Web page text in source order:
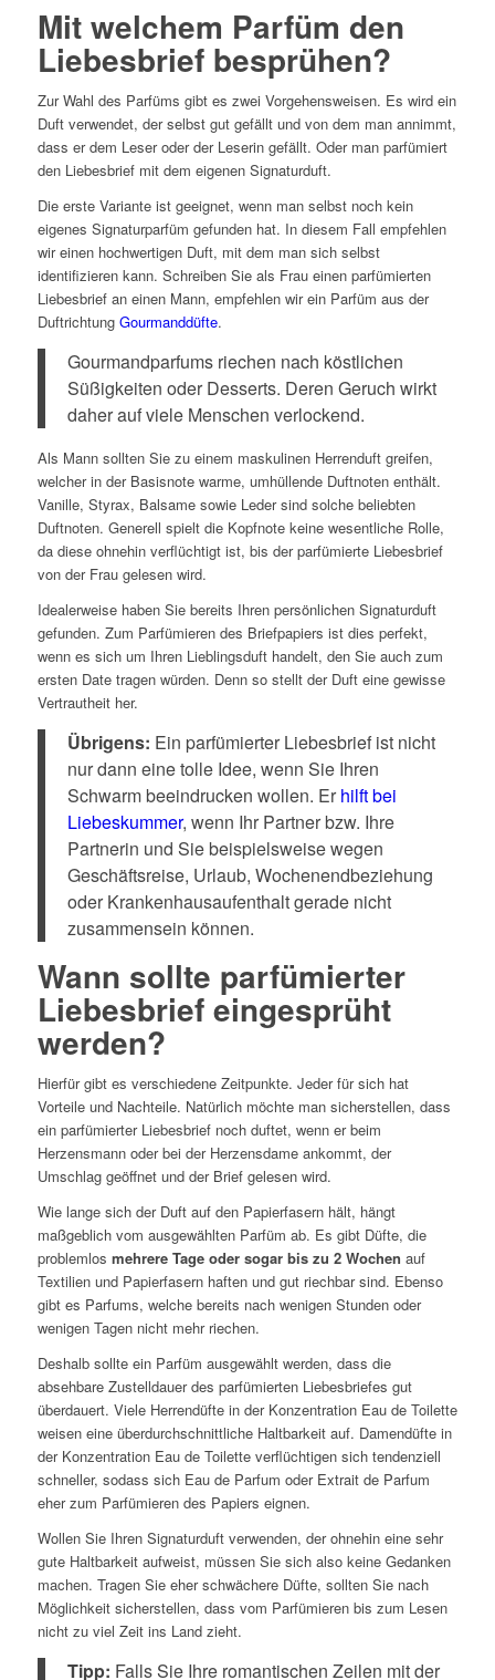
Mit welchem Parfüm den
Liebesbrief besprühen?
Zur Wahl des Parfüms gibt es zwei Vorgehensweisen. Es wird ein
Duft verwendet, der selbst gut gefällt und von dem man annimmt,
dass er dem Leser oder der Leserin gefällt. Oder man parfümiert
den Liebesbrief mit dem eigenen Signaturduft.
Die erste Variante ist geeignet, wenn man selbst noch kein
eigenes Signaturparfüm gefunden hat. In diesem Fall empfehlen
wir einen hochwertigen Duft, mit dem man sich selbst
identifizieren kann. Schreiben Sie als Frau einen parfümierten
Liebesbrief an einen Mann, empfehlen wir ein Parfüm aus der
Duftrichtung Gourmanddüfte.
Gourmandparfums riechen nach köstlichen
Süßigkeiten oder Desserts. Deren Geruch wirkt
daher auf viele Menschen verlockend.
Als Mann sollten Sie zu einem maskulinen Herrenduft greifen,
welcher in der Basisnote warme, umhüllende Duftnoten enthält.
Vanille, Styrax, Balsame sowie Leder sind solche beliebten
Duftnoten. Generell spielt die Kopfnote keine wesentliche Rolle,
da diese ohnehin verflüchtigt ist, bis der parfümierte Liebesbrief
von der Frau gelesen wird.
Idealerweise haben Sie bereits Ihren persönlichen Signaturduft
gefunden. Zum Parfümieren des Briefpapiers ist dies perfekt,
wenn es sich um Ihren Lieblingsduft handelt, den Sie auch zum
ersten Date tragen würden. Denn so stellt der Duft eine gewisse
Vertrautheit her.
Übrigens: Ein parfümierter Liebesbrief ist nicht
nur dann eine tolle Idee, wenn Sie Ihren
Schwarm beeindrucken wollen. Erhilft bei
Liebeskummer, wenn Ihr Partner bzw. Ihre
Partnerin und Sie beispielsweise wegen
Geschäftsreise, Urlaub, Wochenendbeziehung
oder Krankenhausaufenthalt gerade nicht
zusammensein können.
Wann sollte parfümierter
Liebesbrief eingesprüht
werden?
Hierfür gibt es verschiedene Zeitpunkte. Jeder für sich hat
Vorteile und Nachteile. Natürlich möchte man sicherstellen, dass
ein parfümierter Liebesbrief noch duftet, wenn er beim
Herzensmann oder bei der Herzensdame ankommt, der
Umschlag geöffnet und der Brief gelesen wird.
Wie lange sich der Duft auf den Papierfasern hält, hängt
maßgeblich vom ausgewählten Parfüm ab. Es gibt Düfte, die
problemlos mehrere Tage oder sogar bis zu 2 Wochen auf
Textilien und Papierfasern haften und gut riechbar sind. Ebenso
gibt es Parfums, welche bereits nach wenigen Stunden oder
wenigen Tagen nicht mehr riechen.
Deshalb sollte ein Parfüm ausgewählt werden, dass die
absehbare Zustelldauer des parfümierten Liebesbriefes gut
überdauert. Viele Herrendüfte in der Konzentration Eau de Toilette
weisen eine überdurchschnittliche Haltbarkeit auf. Damendüfte in
der Konzentration Eau de Toilette verflüchtigen sich tendenziell
schneller, sodass sich Eau de Parfum oder Extrait de Parfum
eher zum Parfümieren des Papiers eignen.
Wollen Sie Ihren Signaturduft verwenden, der ohnehin eine sehr
gute Haltbarkeit aufweist, müssen Sie sich also keine Gedanken
machen. Tragen Sie eher schwächere Düfte, sollten Sie nach
Möglichkeit sicherstellen, dass vom Parfümieren bis zum Lesen
nicht zu viel Zeit ins Land zieht.
Tipp: Falls Sie Ihre romantischen Zeilen mit der